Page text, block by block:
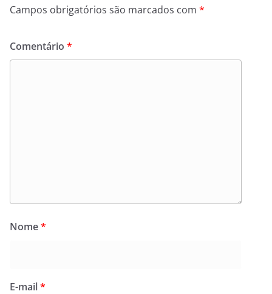
Campos obrigatórios são marcados com *
Comentário *
Nome*
E-mail*